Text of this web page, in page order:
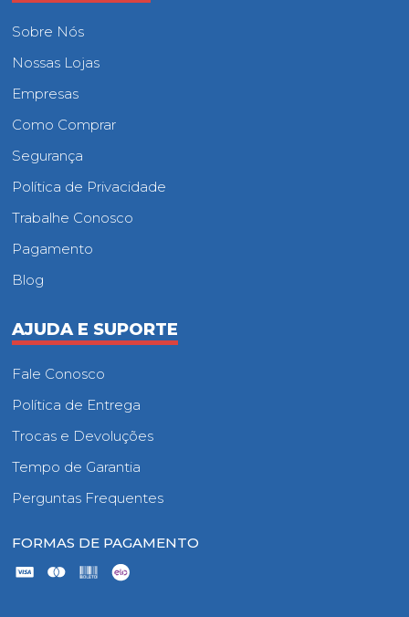
Sobre Nós
Nossas Lojas
Empresas
Como Comprar
Segurança
Política de Privacidade
Trabalhe Conosco
Pagamento
Blog
AJUDA E SUPORTE
Fale Conosco
Política de Entrega
Trocas e Devoluções
Tempo de Garantia
Perguntas Frequentes
FORMAS DE PAGAMENTO